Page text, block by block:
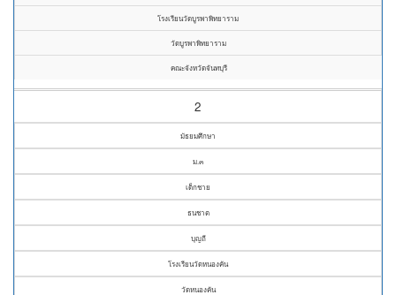
โรงเรียนวัดบูรพาพิทยาราม
วัดบูรพาพิทยาราม
คณะจังหวัดจันทบุรี
2
มัธยมศึกษา
ม.๓
เด็กชาย
ธนชาต
บุญถี
โรงเรียนวัดหนองคัน
วัดหนองคัน